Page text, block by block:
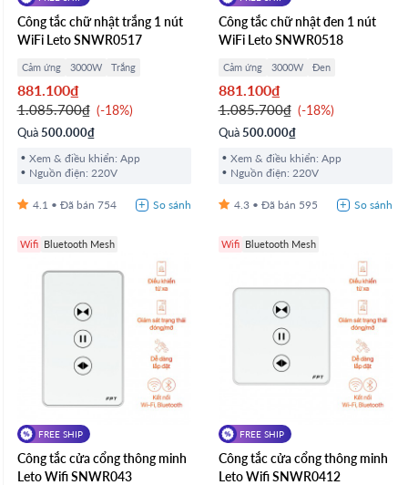
Công tắc chữ nhật trắng 1 nút
WiFi Leto SNWR0517
Cảm ứng 3000W Trắng
881.100₫
1.085.700₫ -18%
Quà 500.000₫
Xem & điều khiển: App
Nguồn điện: 220V
4.1 754
Công tắc chữ nhật đen 1 nút
WiFi Leto SNWR0518
Cảm ứng 3000W Đen
881.100₫
1.085.700₫ -18%
Quà 500.000₫
Xem & điều khiển: App
Nguồn điện: 220V
4.3 595
Wifi Bluetooth Mesh
FREE SHIP
Công tắc cửa cổng thông minh
Leto Wifi SNWR043
Wifi Bluetooth Mesh
FREE SHIP
Công tắc cửa cổng thông minh
Leto Wifi SNWR0412